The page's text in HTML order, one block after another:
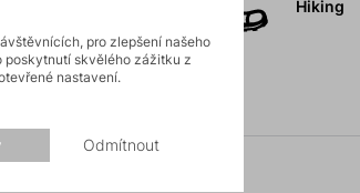
Hiking
pro zlepšení našeho
poskytnutí skvělého zážitku z
nastavení.
Odmítnout